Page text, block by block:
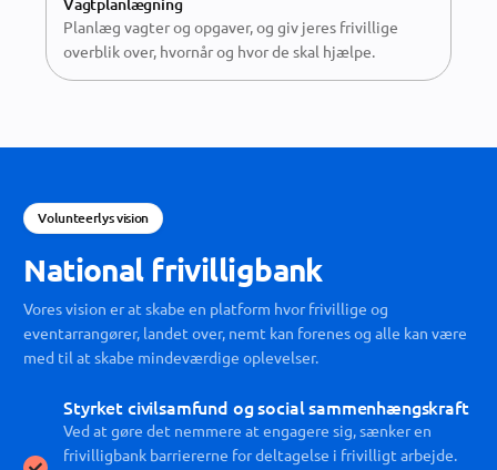
Planlæg vagter og opgaver, og giv jeres frivillige
overblik over, hvornår og hvor de skal hjælpe.
Volunteerlys vision
National frivilligbank
Vores vision er at skabe en platform hvor frivillige og
eventarrangører, landet over, nemt kan forenes og alle kan være
med til at skabe mindeværdige oplevelser.
Styrket civilsamfund og social sammenhængskraft
Ved at gøre det nemmere at engagere sig, sænker en
frivilligbank barriererne for deltagelse i frivilligt arbejde.